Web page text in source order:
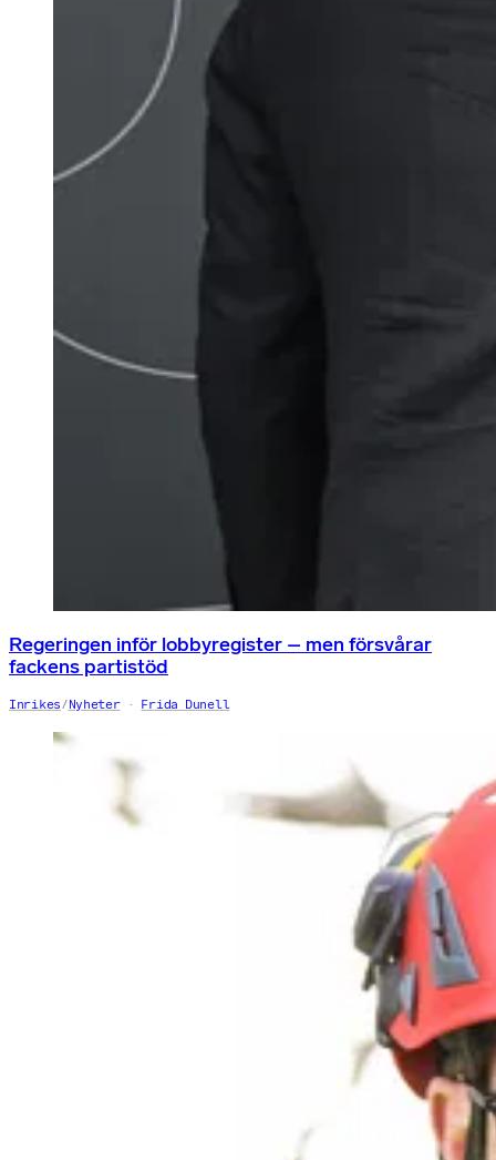
Regeringen inför lobbyregister – men försvårar
fackens partistöd
Inrikes /Nyheter Frida Dunell